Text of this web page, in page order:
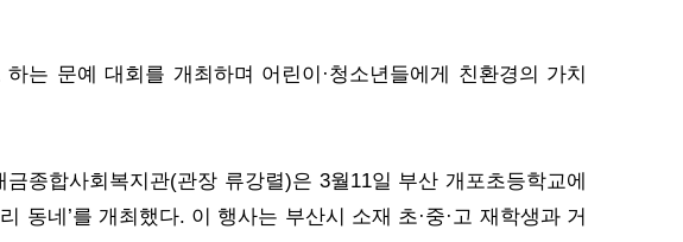
는 문예 대회를 개최하며 어린이·청소년들에게 친환경의 가치
종합사회복지관(관장 류강렬)은 3월11일 부산 개포초등학교에
동네’를 개최했다. 이 행사는 부산시 소재 초·중·고 재학생과 거